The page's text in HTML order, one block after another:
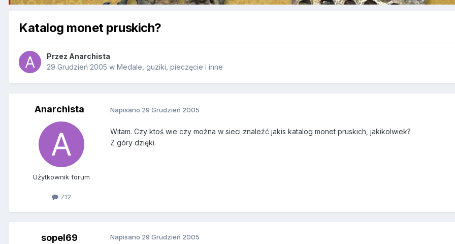
Katalog monet pruskich?
Przez Anarchista
29 Grudzień 2005 w Medale, guziki, pieczęcie i inne
Anarchista
Użytkownik forum
712
Napisano 29 Grudzień 2005
Witam. Czy ktoś wie czy można w sieci znaleźć jakis katalog monet pruskich, jakikolwiek?
Z góry dzięki.
sopel69 Napisano 29 Grudzień 2005